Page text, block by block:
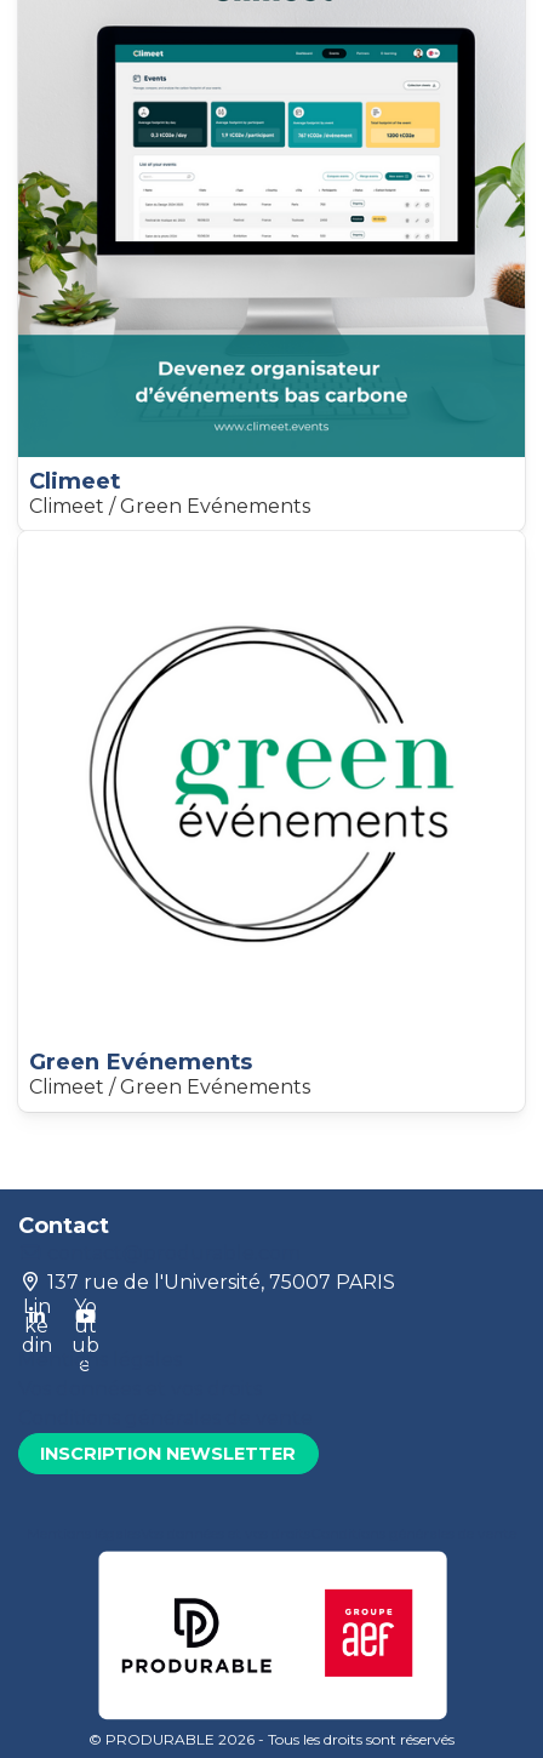
Climeet
Climeet / Green Evénements
Green Evénements
Climeet / Green Evénements
Contact
137 rue de l'Université, 75007 PARIS
Lin
ke
din
Yo
ut
ub
e
Mentions légales
INSCRIPTION NEWSLETTER
© PRODURABLE 2026 - Tous les droits sont réservés